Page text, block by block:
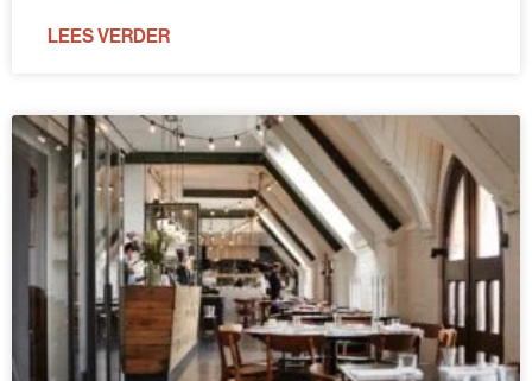
LEES VERDER